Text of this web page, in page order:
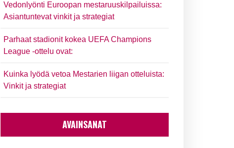
Vedonlyönti Euroopan mestaruuskilpailuissa:
Asiantuntevat vinkit ja strategiat
Parhaat stadionit kokea UEFA Champions
League -ottelu ovat:
Kuinka lyödä vetoa Mestarien liigan otteluista:
Vinkit ja strategiat
AVAINSANAT